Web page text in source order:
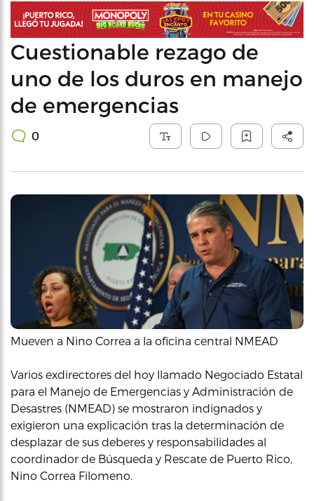
Cuestionable rezago de
uno de los duros en manejo
de emergencias
0
Mueven a Nino Correa a la oficina central NMEAD
Varios exdirectores del hoy llamado Negociado Estatal
para el Manejo de Emergencias y Administración de
Desastres (NMEAD) se mostraron indignados y
exigieron una explicación tras la determinación de
desplazar de sus deberes y responsabilidades al
coordinador de Búsqueda y Rescate de Puerto Rico,
Nino Correa Filomeno.